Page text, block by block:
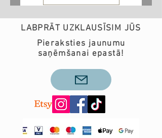
LABPRĀT UZKLAUSĪSIM JŪS
Pieraksties jaunumu
saņēmšanai epastā!